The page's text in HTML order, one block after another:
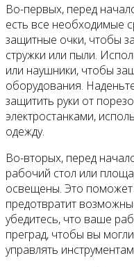
Во-первых, перед
есть все необходимые
защитные очки, чтобы
стружки или пыли.
или наушники, чтобы
оборудования.
защитить руки от
электростанками,
одежду.
Во-вторых, перед
рабочий стол или
освещены. Это поможет
предотвратит
убедитесь, что ваше
преград, чтобы вы
управлять